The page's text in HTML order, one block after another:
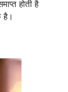
होती है
है।